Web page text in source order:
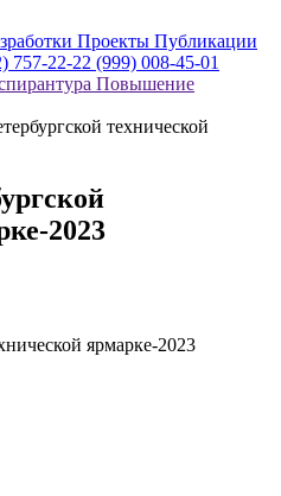
Проекты Публикации
757-22-22 (999) 008-45-01
Повышение
технической
2023
ярмарке-2023